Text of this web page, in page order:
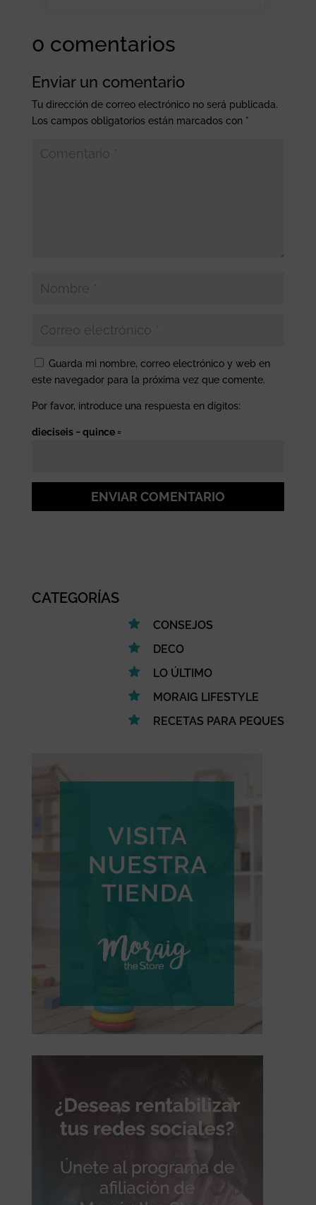
0 comentarios
Enviar un comentario
Tu dirección de correo electrónico no será publicada.
Los campos obligatorios están marcados con *
Guarda mi nombre, correo electrónico y web en
este navegador para la próxima vez que comente.
Por favor, introduce una respuesta en dígitos:
dieciseis − quince =
ENVIAR COMENTARIO
CATEGORÍAS
CONSEJOS
DECO
LO ÚLTIMO
MORAIG LIFESTYLE
RECETAS PARA PEQUES